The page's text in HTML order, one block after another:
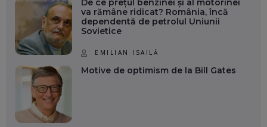
De ce prețul benzinei și al motorinei
va rămâne ridicat? România, încă
dependentă de petrolul Uniunii
Sovietice
EMILIAN ISAILĂ
Motive de optimism de la Bill Gates